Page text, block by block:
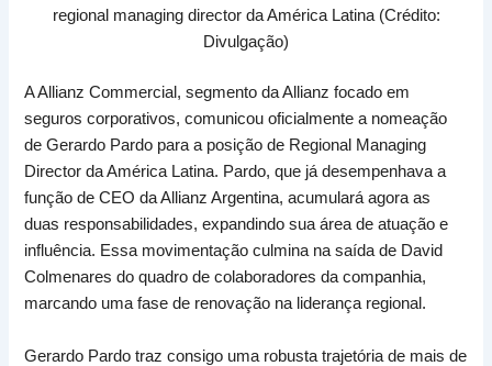
regional managing director da América Latina (Crédito:
Divulgação)
A Allianz Commercial, segmento da Allianz focado em
seguros corporativos, comunicou oficialmente a nomeação
de Gerardo Pardo para a posição de Regional Managing
Director da América Latina. Pardo, que já desempenhava a
função de CEO da Allianz Argentina, acumulará agora as
duas responsabilidades, expandindo sua área de atuação e
influência. Essa movimentação culmina na saída de David
Colmenares do quadro de colaboradores da companhia,
marcando uma fase de renovação na liderança regional.
Gerardo Pardo traz consigo uma robusta trajetória de mais de